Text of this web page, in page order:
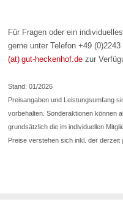
Für Fragen oder ein
gerne unter Telefon +49
(at) gut-heckenhof.de zur
Stand: 01/2026
Preisangaben und Leistungsumfang
vorbehalten. Sonderaktionen können
grundsätzlich die im individuellen
Preise verstehen sich inkl. der derzeit